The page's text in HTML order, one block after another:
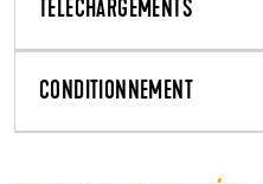
TÉLÉCHARGEMENTS
CONDITIONNEMENT